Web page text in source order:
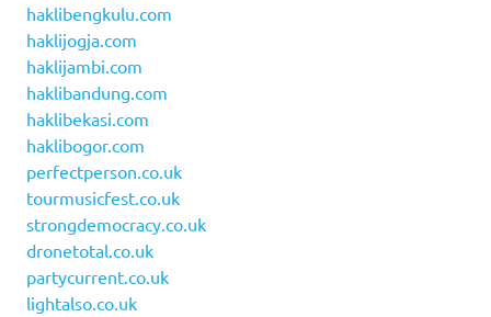
haklibengkulu.com
haklijogja.com
haklijambi.com
haklibandung.com
haklibekasi.com
haklibogor.com
perfectperson.co.uk
tourmusicfest.co.uk
strongdemocracy.co.uk
dronetotal.co.uk
partycurrent.co.uk
lightalso.co.uk